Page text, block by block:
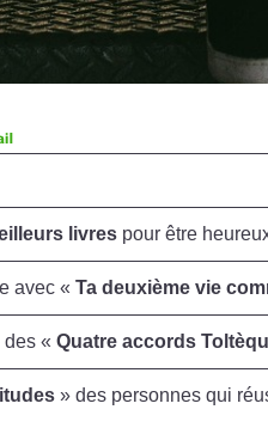
livres pour être
avec «Ta deuxième vie
des «Quatre accords
» des personnes qui